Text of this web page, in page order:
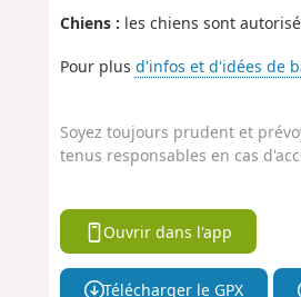
Chiens : les chiens sont
Pour plus d'infos et d'idées de
Soyez toujours prudent et
tenus responsables en cas
Ouvrir dans l'app
Télécharger le GPX